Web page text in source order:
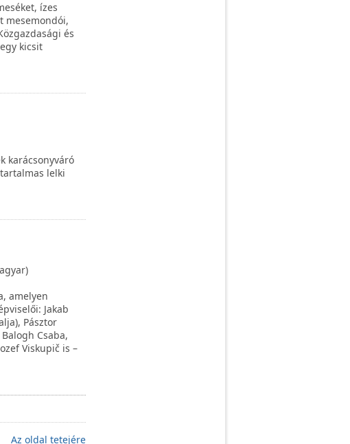
ízes
mesemondói,
és
kicsit
karácsonyváró
lelki
amelyen
Jakab
Pásztor
Csaba,
Viskupič is –
Az oldal tetejére